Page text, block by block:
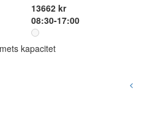
13662 kr
08:30-17:00
kapacitet